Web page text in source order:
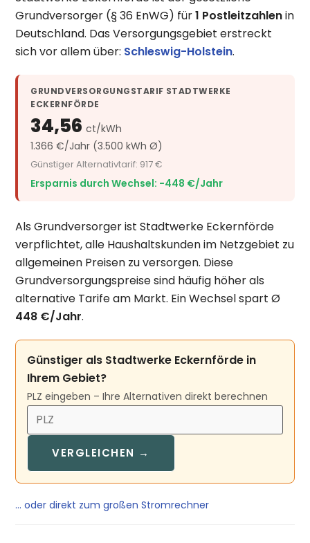
Grundversorger (§ 36 EnWG) für1 Postleitzahlenin
Deutschland. Das Versorgungsgebiet erstreckt
sich vor allem über: Schleswig-Holstein.
GRUNDVERSORGUNGSTARIF STADTWERKE
ECKERNFÖRDE
34,56ct/kWh
1.366 €/Jahr (3.500 kWh Ø)
Günstiger Alternativtarif: 917 €
Ersparnis durch Wechsel: −448 €/Jahr
Als Grundversorger ist Stadtwerke Eckernförde
verpflichtet, alle Haushaltskunden im Netzgebiet zu
allgemeinen Preisen zu versorgen. Diese
Grundversorgungspreise sind häufig höher als
alternative Tarife am Markt. Ein Wechsel spart Ø
448 €/Jahr.
Günstiger als Stadtwerke Eckernförde in
Ihrem Gebiet?
PLZ eingeben – Ihre Alternativen direkt berechnen
VERGLEICHEN →
… oder direkt zum großen Stromrechner